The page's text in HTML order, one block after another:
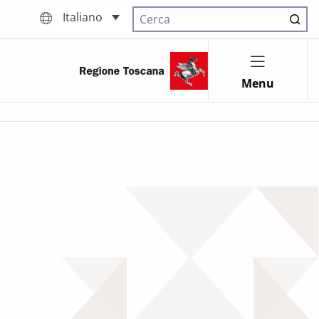
Italiano
Cerca nel sito
Menu